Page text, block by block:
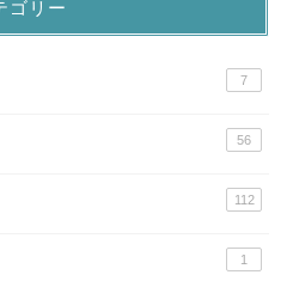
ゴリー
7
56
112
1